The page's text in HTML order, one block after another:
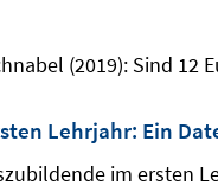
(2019): Sind 12
Lehrjahr: Ein
im ersten